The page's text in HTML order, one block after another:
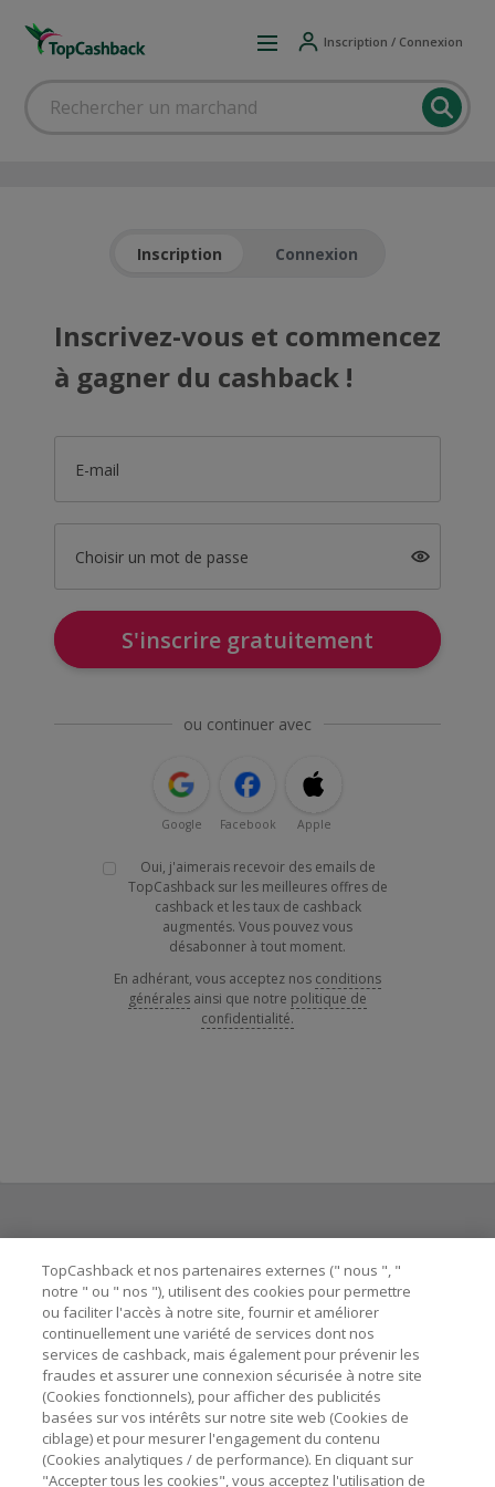
Inscription / Connexion
Inscription Connexion
Inscrivez-vous et commencez
à gagner du cashback !
E-mail
Choisir un mot de passe
S'inscrire gratuitement
ou continuer avec
Google Facebook Apple
Oui, j'aimerais recevoir des emails de
TopCashback sur les meilleures offres de
cashback et les taux de cashback
augmentés. Vous pouvez vous
désabonner à tout moment.
En adhérant, vous acceptez nos conditions
générales ainsi que notre politique de
confidentialité.
Besoin d'aide ?
Astuces pour économiser
A propos de
Contactez-nous
TopCashback et nos partenaires externes (" nous ", "
notre " ou " nos "), utilisent des cookies pour permettre
ou faciliter l'accès à notre site, fournir et améliorer
continuellement une variété de services dont nos
services de cashback, mais également pour prévenir les
fraudes et assurer une connexion sécurisée à notre site
(Cookies fonctionnels), pour afficher des publicités
basées sur vos intérêts sur notre site web (Cookies de
ciblage) et pour mesurer l'engagement du contenu
(Cookies analytiques / de performance). En cliquant sur
"Accepter tous les cookies", vous acceptez l'utilisation de